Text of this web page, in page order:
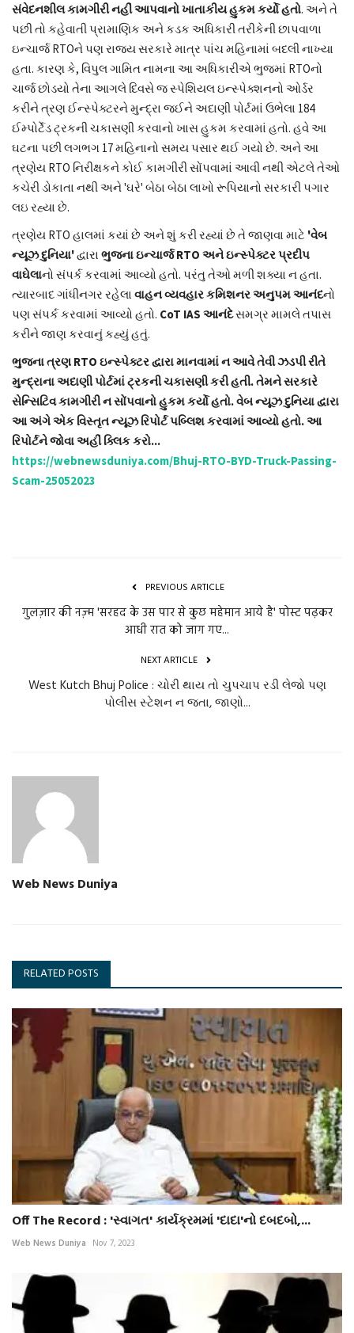
સંવેદનશીલ કામગીરી નહીં આપવાનો ખાતાકીય હુકમ કર્યો હતો. અને તે
પછી તો કહેવાતી પ્રામાણિક અને કડક અધિકારી તરીકેની છાપવાળા
ઇન્ચાર્જ RTOને પણ રાજ્ય સરકારે માત્ર પાંચ મહિનામાં બદલી નાખ્યા
હતા. કારણ કે, વિપુલ ગામિત નામના આ અધિકારીએ ભુજમાં RTOનો
ચાર્જ છોડયો તેના આગલે દિવસે જ સ્પેશિયલ ઇન્સ્પેક્શનનો ઓર્ડર
કરીને ત્રણ ઈન્સ્પેક્ટરને મુન્દ્રા જઈને અદાણી પોર્ટમાં ઉભેલા 184
ઈમ્પોર્ટેડ ટ્રકની ચકાસણી કરવાનો ખાસ હુકમ કરવામાં હતો. હવે આ
ઘટના પછી લગભગ 17 મહિનાનો સમય પસાર થઈ ગયો છે. અને આ
ત્રણેય RTO નિરીક્ષકને કોઈ કામગીરી સોંપવામાં આવી નથી એટલે તેઓ
કચેરી ડોકાતા નથી અને 'ઘરે' બેઠા બેઠા લાખો રૂપિયાનો સરકારી પગાર
લઇ રહ્યા છે.
ત્રણેય RTO હાલમાં કયાં છે અને શું કરી રહ્યાં છે તે જાણવા માટે 'વેબ
ન્યૂઝ દુનિયા'દ્વારા ભુજના ઇન્ચાર્જ RTO અને ઇન્સ્પેક્ટર પ્રદીપ
વાઘેલાનો સંપર્ક કરવામાં આવ્યો હતો. પરંતુ તેઓ મળી શક્યા ન હતા.
ત્યારબાદ ગાંધીનગર રહેલા વાહન વ્યવહાર કમિશનર અનુપમ આનંદનો
પણ સંપર્ક કરવામાં આવ્યો હતો. CoT IAS આનંદેસમગ્ર મામલે તપાસ
કરીને જાણ કરવાનું કહ્યું હતું.
ભુજના ત્રણ RTO ઇન્સ્પેક્ટરદ્વારા માનવામાં ન આવે તેવી ઝડપી રીતે
મુન્દ્રાના અદાણી પોર્ટમાં ટ્રકની ચકાસણી કરી હતી. તેમને સરકારે
સેન્સિટિવ કામગીરી ન સોંપવાનો હુકમ કર્યો હતો. વેબ ન્યૂઝ દુનિયા દ્વારા
આ અંગે એક વિસ્તૃત ન્યૂઝ રિપોર્ટ પબ્લિશ કરવામાં આવ્યો હતો. આ
રિપોર્ટને જોવા અહીં ક્લિક કરો...
https://webnewsduniya.com/Bhuj-RTO-BYD-Truck-Passing-
Scam-25052023
PREVIOUS ARTICLE
गुलज़ार की नज़्म 'सरहद के उस पार से कुछ महेमान आये है' पोस्ट पढ़कर
आधी रात को जाग गए...
NEXT ARTICLE
West Kutch Bhuj Police : ચોરી થાય તો ચુપચાપ રડી લેજો પણ
પોલીસ સ્ટેશન ન જતા, જાણો...
Web News Duniya
RELATED POSTS
Off The Record : 'સ્વાગત' કાર્યક્રમમાં 'દાદા'નો દબદબો,...
Web News Duniya Nov 7, 2023